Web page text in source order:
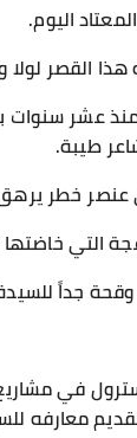
اليوم.
القصر لولا
عشر سنوات
طيبة.
عنصر خطر
التي
جداً
في
معارفه